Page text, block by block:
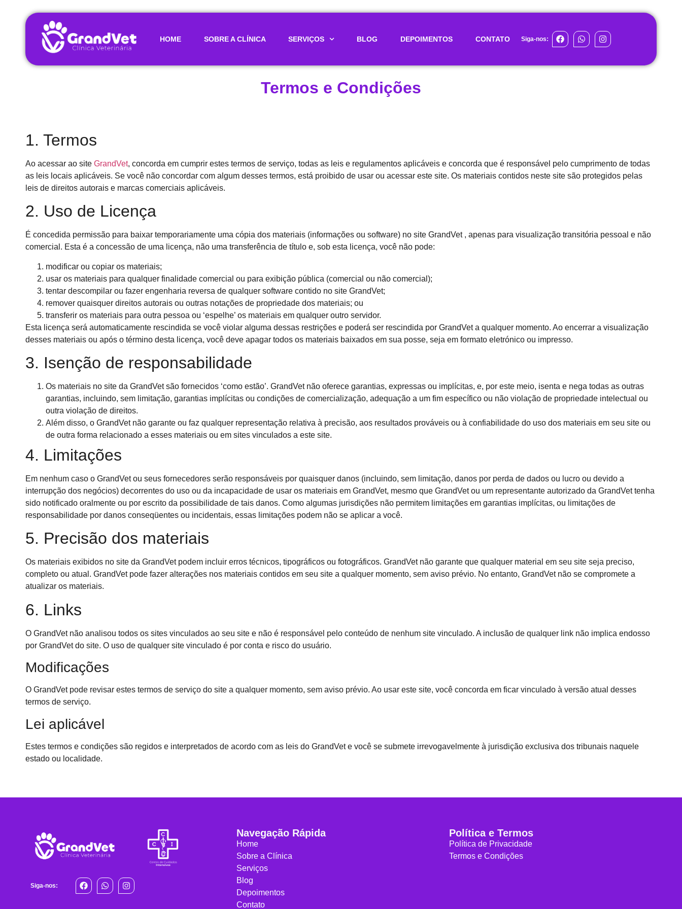
HOME SOBRE A CLÍNICA SERVIÇOS BLOG DEPOIMENTOS CONTATO Siga-nos:
Termos e Condições
1. Termos
Ao acessar ao site GrandVet, concorda em cumprir estes termos de serviço, todas as leis e regulamentos aplicáveis ​​e concorda que é responsável pelo cumprimento de todas
as leis locais aplicáveis. Se você não concordar com algum desses termos, está proibido de usar ou acessar este site. Os materiais contidos neste site são protegidos pelas
leis de direitos autorais e marcas comerciais aplicáveis.
2. Uso de Licença
É concedida permissão para baixar temporariamente uma cópia dos materiais (informações ou software) no site GrandVet , apenas para visualização transitória pessoal e não
comercial. Esta é a concessão de uma licença, não uma transferência de título e, sob esta licença, você não pode:
modificar ou copiar os materiais;
usar os materiais para qualquer finalidade comercial ou para exibição pública (comercial ou não comercial);
tentar descompilar ou fazer engenharia reversa de qualquer software contido no site GrandVet;
remover quaisquer direitos autorais ou outras notações de propriedade dos materiais; ou
transferir os materiais para outra pessoa ou ‘espelhe’ os materiais em qualquer outro servidor.
Esta licença será automaticamente rescindida se você violar alguma dessas restrições e poderá ser rescindida por GrandVet a qualquer momento. Ao encerrar a visualização
desses materiais ou após o término desta licença, você deve apagar todos os materiais baixados em sua posse, seja em formato eletrónico ou impresso.
3. Isenção de responsabilidade
Os materiais no site da GrandVet são fornecidos ‘como estão’. GrandVet não oferece garantias, expressas ou implícitas, e, por este meio, isenta e nega todas as outras
garantias, incluindo, sem limitação, garantias implícitas ou condições de comercialização, adequação a um fim específico ou não violação de propriedade intelectual ou
outra violação de direitos.
Além disso, o GrandVet não garante ou faz qualquer representação relativa à precisão, aos resultados prováveis ​​ou à confiabilidade do uso dos materiais em seu site ou
de outra forma relacionado a esses materiais ou em sites vinculados a este site.
4. Limitações
Em nenhum caso o GrandVet ou seus fornecedores serão responsáveis ​​por quaisquer danos (incluindo, sem limitação, danos por perda de dados ou lucro ou devido a
interrupção dos negócios) decorrentes do uso ou da incapacidade de usar os materiais em GrandVet, mesmo que GrandVet ou um representante autorizado da GrandVet tenha
sido notificado oralmente ou por escrito da possibilidade de tais danos. Como algumas jurisdições não permitem limitações em garantias implícitas, ou limitações de
responsabilidade por danos conseqüentes ou incidentais, essas limitações podem não se aplicar a você.
5. Precisão dos materiais
Os materiais exibidos no site da GrandVet podem incluir erros técnicos, tipográficos ou fotográficos. GrandVet não garante que qualquer material em seu site seja preciso,
completo ou atual. GrandVet pode fazer alterações nos materiais contidos em seu site a qualquer momento, sem aviso prévio. No entanto, GrandVet não se compromete a
atualizar os materiais.
6. Links
O GrandVet não analisou todos os sites vinculados ao seu site e não é responsável pelo conteúdo de nenhum site vinculado. A inclusão de qualquer link não implica endosso
por GrandVet do site. O uso de qualquer site vinculado é por conta e risco do usuário.
Modificações
O GrandVet pode revisar estes termos de serviço do site a qualquer momento, sem aviso prévio. Ao usar este site, você concorda em ficar vinculado à versão atual desses
termos de serviço.
Lei aplicável
Estes termos e condições são regidos e interpretados de acordo com as leis do GrandVet e você se submete irrevogavelmente à jurisdição exclusiva dos tribunais naquele
estado ou localidade.
Siga-nos:
Navegação Rápida
Home
Sobre a Clínica
Serviços
Blog
Depoimentos
Contato
Política e Termos
Política de Privacidade
Termos e Condições